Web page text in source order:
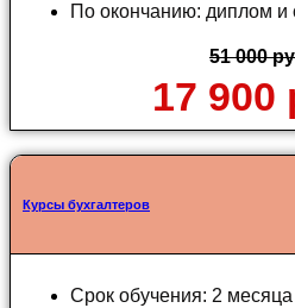
По окончанию: диплом и
51 000
17 900
Курсы бухгалтеров
Срок обучения: 2